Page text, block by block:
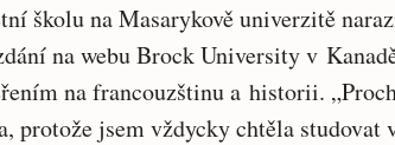
školu na Masarykově univerzitě
na webu Brock University v
na francouzštinu a historii.
protože jsem vždycky chtěla studovat